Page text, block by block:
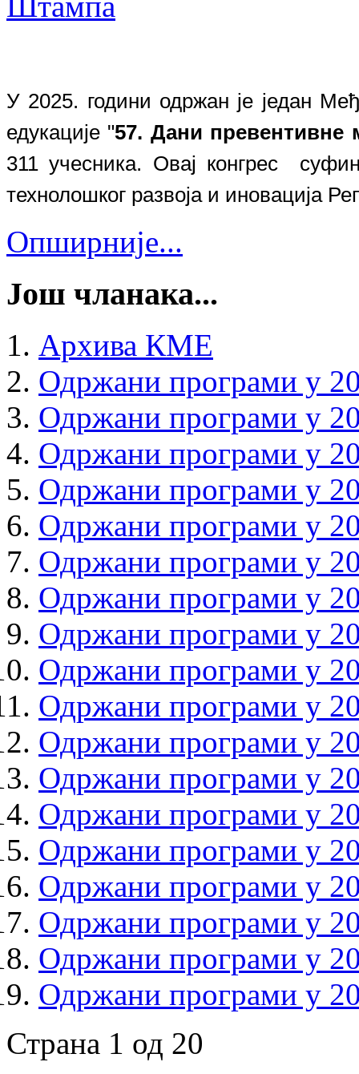
У 2025. години одржан је један
едукације "57. Дани превентивне
311 учесника. Овај конгрес
технолошког развоја и иновација
Опширније...
Још чланака...
Архива КМЕ
Одржани програми у
Одржани програми у
Одржани програми у
Одржани програми у
Одржани програми у
Одржани програми у
Одржани програми у
Одржани програми у
Одржани програми у
Одржани програми у
Одржани програми у
Одржани програми у
Одржани програми у
Одржани програми у
Одржани програми у
Одржани програми у
Одржани програми у
Одржани програми у
Страна 1 од 20